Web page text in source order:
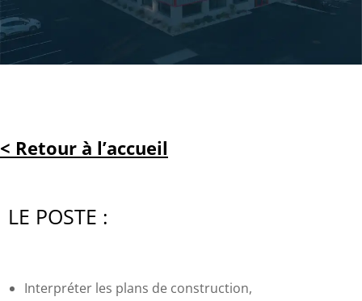
< Retour à l’accueil
LE POSTE :
Interpréter les plans de construction,